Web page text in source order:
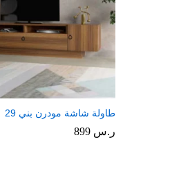
طاولة شاشة مودرن بني 29
ر.س